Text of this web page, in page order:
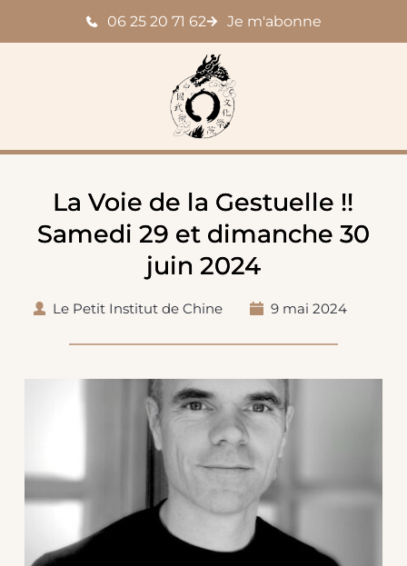
contenu
06 25 20 71 62 Je m'abonne
La Voie de la Gestuelle !!
Samedi 29 et dimanche 30
juin 2024
Le Petit Institut de Chine 9 mai 2024